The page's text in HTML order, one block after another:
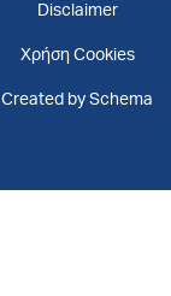
Disclaimer
Χρήση Cookies
Created by Schema